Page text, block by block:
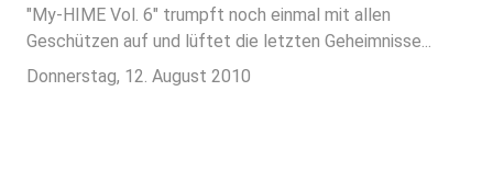
"My-HIME Vol. 6" trumpft noch einmal mit allen
Geschützen auf und lüftet die letzten Geheimnisse...
Donnerstag, 12. August 2010